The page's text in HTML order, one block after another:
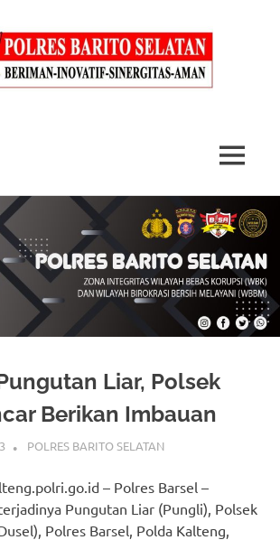
MENU
Liar, Polsek
Berikan Imbauan
ADMIN_POLRESBARSEL
POLRES BARITO SELATAN
– Polres Barsel –
Pungutan Liar (Pungli), Polsek
Polres Barsel, Polda Kalteng,